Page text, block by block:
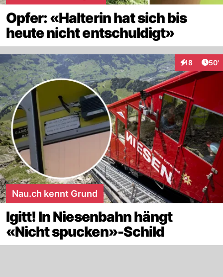
Opfer: «Halterin hat sich bis
heute nicht entschuldigt»
18
Interaktionen
50'
Nau.ch kennt Grund
Igitt! In Niesenbahn hängt
«Nicht spucken»-Schild